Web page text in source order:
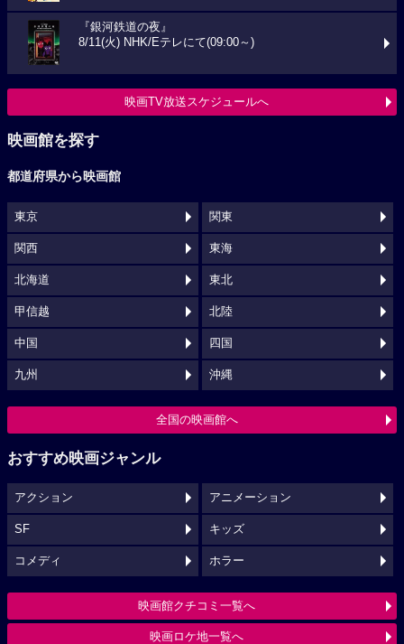
『銀河鉄道の夜』
8/11(火) NHK/Eテレにて(09:00～)
映画TV放送スケジュールへ
映画館を探す
都道府県から映画館
東京 関東
関西 東海
北海道 東北
甲信越 北陸
中国 四国
九州 沖縄
全国の映画館へ
おすすめ映画ジャンル
アクション アニメーション
SF キッズ
コメディ ホラー
映画館クチコミ一覧へ
映画ロケ地一覧へ